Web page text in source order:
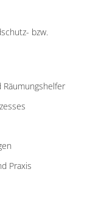
bzw.
Praxis